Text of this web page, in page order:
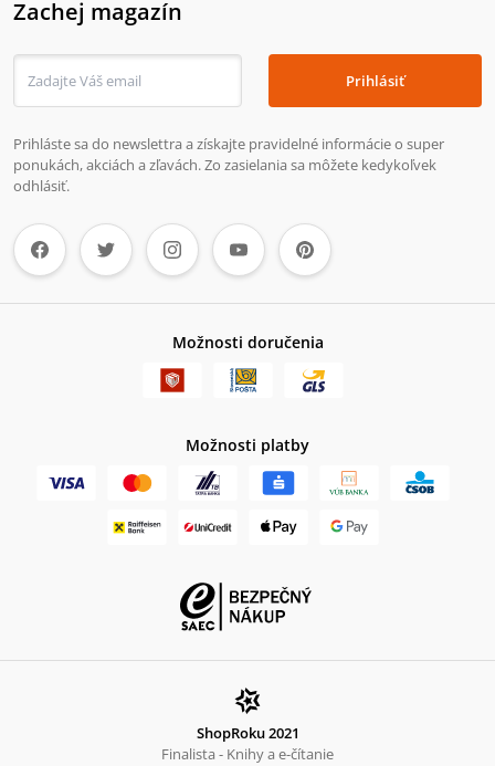
Zachej magazín
Prihlásiť
Prihláste sa do newslettra a získajte pravidelné informácie o super
ponukách, akciách a zľavách. Zo zasielania sa môžete kedykoľvek
odhlásiť.
Možnosti doručenia
Možnosti platby
ShopRoku 2021
Finalista - Knihy a e-čítanie